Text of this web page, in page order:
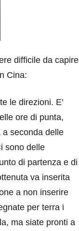
difficile da capire
Cina:
le direzioni. E’
ore di punta,
seconda delle
sono delle
di partenza e di
va inserita
a non inserire
per terra i
ma siate pronti a